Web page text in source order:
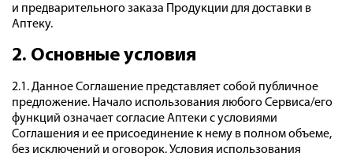
и предварительного заказа Продукции для доставки в
Аптеку.
2. Основные условия
2.1. Данное Соглашение представляет собой публичное
предложение. Начало использования любого Сервиса/его
функций означает согласие Аптеки с условиями
Соглашения и ее присоединение к нему в полном объеме,
без исключений и оговорок. Условия использования